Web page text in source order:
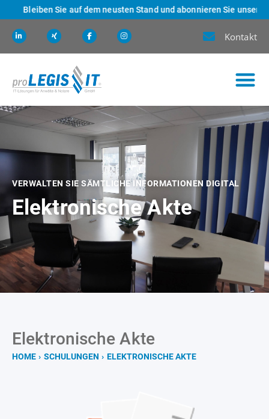
Bleiben Sie auf dem neusten Stand und abonnieren Sie unseren
Kontakt
VERWALTEN SIE SÄMTLICHE INFORMATIONEN DIGITAL
Elektronische Akte
Elektronische Akte
HOME › SCHULUNGEN › ELEKTRONISCHE AKTE